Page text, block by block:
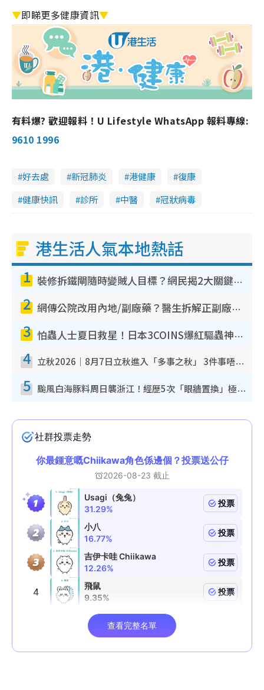
▼即睇更多健康資訊▼
有料爆? 歡迎報料！U Lifestyle WhatsApp 報料專線:
9610 1996
好去處 新冠肺炎 港健康
復康
健康快訊
診所 中醫 冠狀病毒
港生活人氣本地熱話
1 裝修拆鐵閘隨時變賊人目標？網民揭2大關鍵用途：裝新式等於白裝？附新舊鐵閘分別
2 網傳公院改用內地/副廠藥？醫生拆解正副廠分別 揭4類人換藥隨時出事
3 怕蟲人士夏日救星！日本3COINS爆紅驅蟲神器$45起 1招「全程免觸碰」輕鬆搞定小強
4 立秋2026｜8月7日立秋進入「多事之秋」 3件事唔做得！專家教6招開運 清枱頭／銀包納氣接好運
5 颱風白海豚料周日襲浙江！經歷5次「眼牆置換」極罕見 成登陸內地最長途颱風